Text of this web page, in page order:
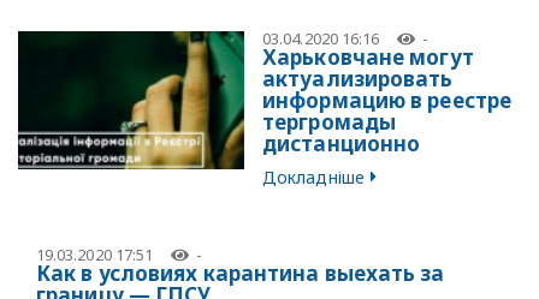
03.04.2020 16:16 -
Харьковчане могут
актуализировать
информацию в реестре
тергромады
дистанционно
Докладніше
19.03.2020 17:51 -
Как в условиях карантина выехать за